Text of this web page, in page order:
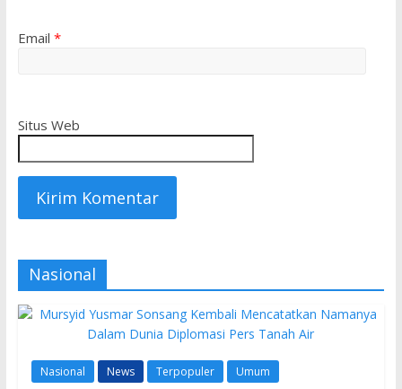
Email *
Situs Web
Nasional
Nasional News Terpopuler Umum